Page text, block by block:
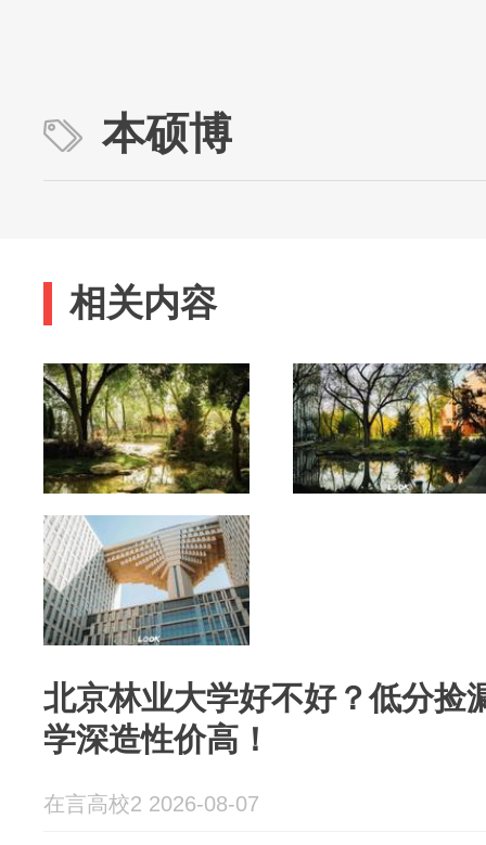
本硕博
相关内容
北京林业大学好不好？低分捡
学深造性价高！
在言高校2 2026-08-07